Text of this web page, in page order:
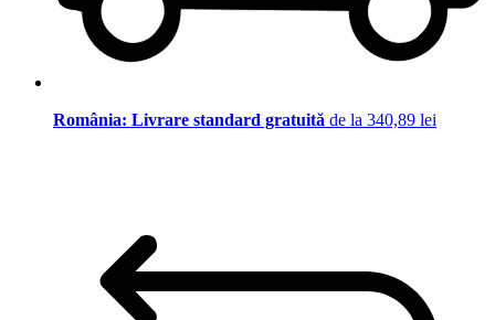
România: Livrare standard gratuită de la 340,89 lei